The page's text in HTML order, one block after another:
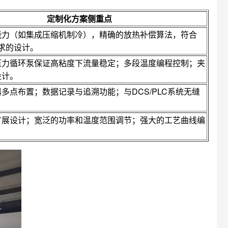
定制化方案侧重点
（如集成压缩机制冷），精确的放热补偿算法，符合
的设计。
循环泵保证高粘度下流量稳定；多段温度编程控制；夹
。
点布置；数据记录与追溯功能；与DCS/PLC系统无缝
设计；宽泛的功率和温度范围调节；强大的工艺曲线编